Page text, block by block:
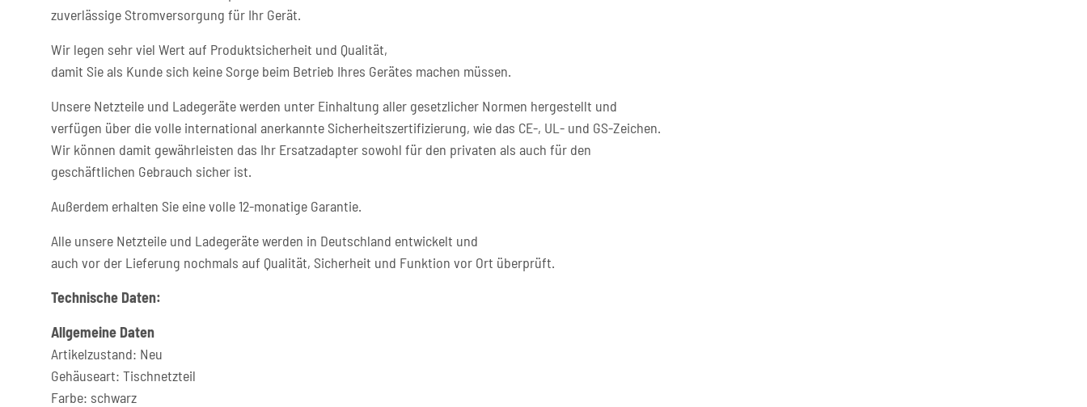
zuverlässige Stromversorgung für Ihr Gerät.
Wir legen sehr viel Wert auf Produktsicherheit und Qualität,
damit Sie als Kunde sich keine Sorge beim Betrieb Ihres Gerätes machen müssen.
Unsere Netzteile und Ladegeräte werden unter Einhaltung aller gesetzlicher Normen hergestellt und
verfügen über die volle international anerkannte Sicherheitszertifizierung, wie das CE-, UL- und GS-Zeichen.
Wir können damit gewährleisten das Ihr Ersatzadapter sowohl für den privaten als auch für den
geschäftlichen Gebrauch sicher ist.
Außerdem erhalten Sie eine volle 12-monatige Garantie.
Alle unsere Netzteile und Ladegeräte werden in Deutschland entwickelt und
auch vor der Lieferung nochmals auf Qualität, Sicherheit und Funktion vor Ort überprüft.
Technische Daten:
Allgemeine Daten
Artikelzustand: Neu
Gehäuseart: Tischnetzteil
Farbe: schwarz